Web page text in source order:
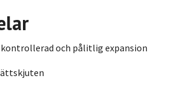
kontrollerad och pålitlig expansion